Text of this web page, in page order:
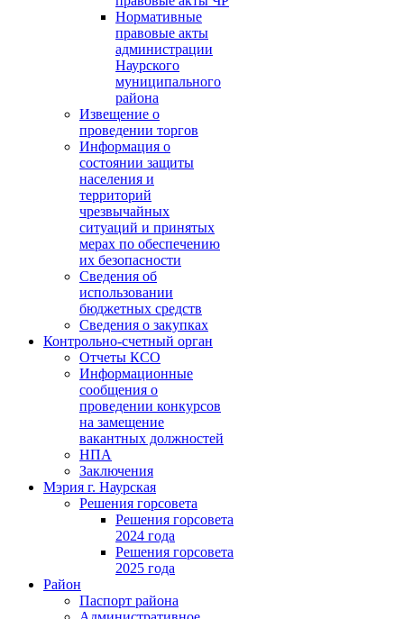
Нормативные
правовые акты
администрации
Наурского
муниципального
района
Извещение о
проведении торгов
Информация о
состоянии защиты
населения и
территорий
чрезвычайных
ситуаций и принятых
мерах по обеспечению
их безопасности
Сведения об
использовании
бюджетных средств
Сведения о закупках
Контрольно-счетный орган
Отчеты КСО
Информационные
сообщения о
проведении конкурсов
на замещение
вакантных должностей
НПА
Заключения
Мэрия г. Наурская
Решения горсовета
Решения горсовета
2024 года
Решения горсовета
2025 года
Район
Паспорт района